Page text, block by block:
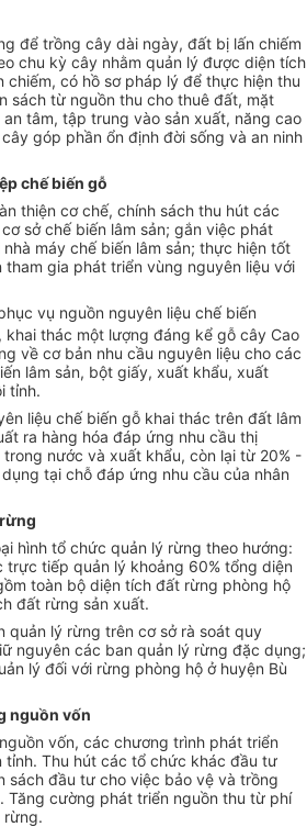
để trồng cây dài ngày, đất bị lấn chiếm
chu kỳ cây nhằm quản lý được diện tích
chiếm, có hồ sơ pháp lý để thực hiện thu
sách từ nguồn thu cho thuê đất, mặt
tâm, tập trung vào sản xuất, năng cao
góp phần ổn định đời sống và an ninh
chế biến gỗ
thiện cơ chế, chính sách thu hút các
sở chế biến lâm sản; gắn việc phát
máy chế biến lâm sản; thực hiện tốt
gia phát triển vùng nguyên liệu với
vụ nguồn nguyên liệu chế biến
khai thác một lượng đáng kể gỗ cây Cao
về cơ bản nhu cầu nguyên liệu cho các
lâm sản, bột giấy, xuất khẩu, xuất
tỉnh.
liệu chế biến gỗ khai thác trên đất lâm
ra hàng hóa đáp ứng nhu cầu thị
nước và xuất khẩu, còn lại từ 20% -
tại chỗ đáp ứng nhu cầu của nhân
hình tổ chức quản lý rừng theo hướng:
tiếp quản lý khoảng 60% tổng diện
toàn bộ diện tích đất rừng phòng hộ
đất rừng sản xuất.
quản lý rừng trên cơ sở rà soát quy
nguyên các ban quản lý rừng đặc dụng;
lý đối với rừng phòng hộ ở huyện Bù
nguồn vốn
vốn, các chương trình phát triển
tỉnh. Thu hút các tổ chức khác đầu tư
sách đầu tư cho việc bảo vệ và trồng
Tăng cường phát triển nguồn thu từ phí
rừng.